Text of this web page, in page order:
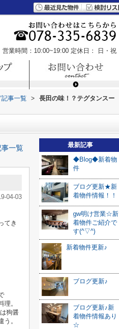
営業時間：10:00~19:00 定休日： 日・祝
事一覧 > 長田の味！？テグタンスー
一覧
04-03
てき
。
狗醤
。
最新記事
◆Blog◆新着物
件
ブログ更新★新
着物件情報！！
gw明け営業☆新
着物件ご紹介で
す(^▽^)
新着物件更新♪
ブログ更新♪
ブログ更新♪新
着物件情報あり
☆